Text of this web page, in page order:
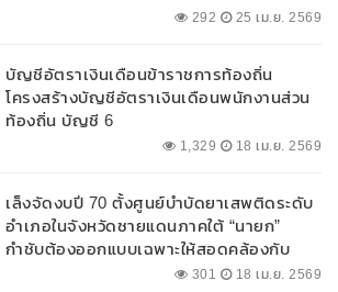
292 25 เม.ย. 2569
บัญชีอัตราเงินเดือนข้าราชการท้องถิ่น
โครงสร้างบัญชีอัตราเงินเดือนพนักงานส่วน
ท้องถิ่น บัญชี 6
1,329 18 เม.ย. 2569
เล็งจัดงบปี 70 ตั้งศูนย์บำบัดยาเสพติดระดับ
อำเภอในจังหวัดชายแดนภาคใต้ “นายก”
กำชับต้องออกแบบเฉพาะให้สอดคล้องกับ
301 18 เม.ย. 2569